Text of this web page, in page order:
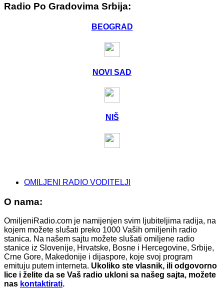
Radio Po Gradovima Srbija:
BEOGRAD
NOVI SAD
NIŠ
OMILJENI RADIO VODITELJI
O nama:
OmiljeniRadio.com je namijenjen svim ljubiteljima radija, na
kojem možete slušati preko 1000 Vaših omiljenih radio
stanica. Na našem sajtu možete slušati omiljene radio
stanice iz Slovenije, Hrvatske, Bosne i Hercegovine, Srbije,
Crne Gore, Makedonije i dijaspore, koje svoj program
emituju putem interneta. Ukoliko ste vlasnik, ili odgovorno
lice i želite da se Vaš radio ukloni sa našeg sajta, možete
nas kontaktirati.